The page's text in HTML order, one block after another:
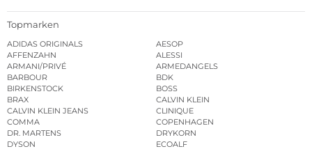
Topmarken
ADIDAS ORIGINALS
AESOP
AFFENZAHN
ALESSI
ARMANI/PRIVÉ
ARMEDANGELS
BARBOUR
BDK
BIRKENSTOCK
BOSS
BRAX
CALVIN KLEIN
CALVIN KLEIN JEANS
CLINIQUE
COMMA
COPENHAGEN
DR. MARTENS
DRYKORN
DYSON
ECOALF